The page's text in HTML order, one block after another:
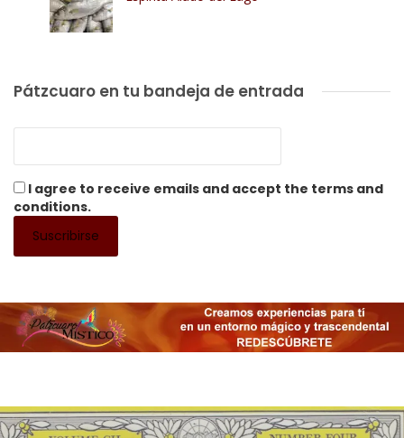
Pátzcuaro en tu bandeja de entrada
I agree to receive emails and accept the terms and
conditions.